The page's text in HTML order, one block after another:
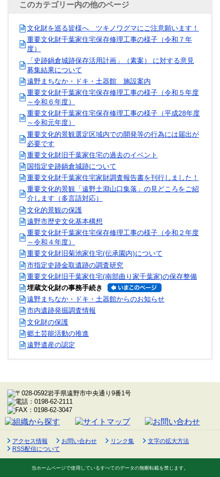
このカテゴリー内の他のページ
文化財を巡る皆様へ ツキノワグマにご注意願います！
重要文化財千葉家住宅保存修理工事の様子（令和７年
度）
「史跡鍋倉城跡保存活用計画」（素案） に対する意見
募集結果について
遠野まちなか・ドキ・土器館 施設案内
重要文化財千葉家住宅保存修理工事の様子（令和５年度
～令和６年度）
重要文化財千葉家住宅保存修理工事の様子（平成28年度
～令和元年度）
重要文化的景観選定区域内での開発等の行為には届出が
必要です
重要文化財旧千葉家住宅の過去のイベント
国指定史跡鍋倉城跡について
重要文化財千葉家住宅家財調査報告書を刊行しました！
重要文化的景観「遠野土淵山口集落」の見どころをご紹
介します（多言語対応）
文化的景観の保護
遠野市歴史文化基本構想
重要文化財千葉家住宅保存修理工事の様子（令和２年度
～令和４年度）
重要文化財旧菊池家住宅(伝承園内)について
市指定史跡金取遺跡の調査研究
重要文化財旧千葉家住宅(南部曲り家千葉家)の保存整備
埋蔵文化財の事務手続き
遠野まちなか・ドキ・土器館からのお知らせ
市内遺跡発掘調査情報
文化財の保護
郷土芸能活動の推進
遠野遺産の認定
アクセス情報 お問い合わせ リンク集
文字の拡大方法
RSS配信について
当ホームページで使用しているすべてのデータの無断転載を禁じます。